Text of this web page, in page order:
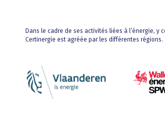
Dans le cadre de ses activités liées à l’énergie, y
Certinergie est agréée par les différentes régions.